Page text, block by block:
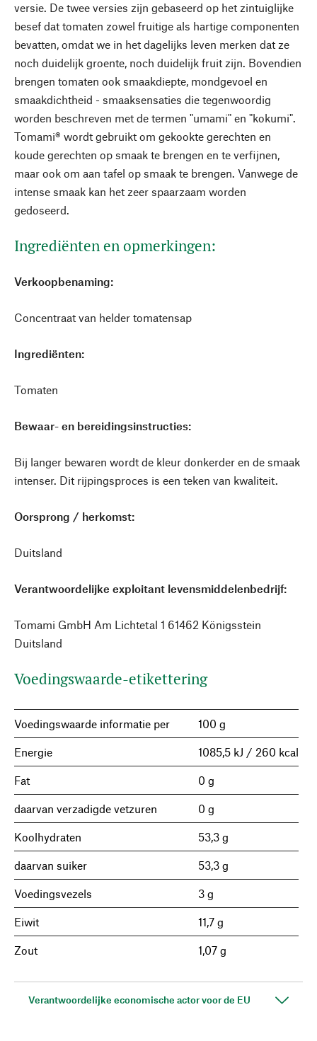
versie. De twee versies zijn gebaseerd op het zintuiglijke
besef dat tomaten zowel fruitige als hartige componenten
bevatten, omdat we in het dagelijks leven merken dat ze
noch duidelijk groente, noch duidelijk fruit zijn. Bovendien
brengen tomaten ook smaakdiepte, mondgevoel en
smaakdichtheid - smaaksensaties die tegenwoordig
worden beschreven met de termen "umami" en "kokumi".
Tomami® wordt gebruikt om gekookte gerechten en
koude gerechten op smaak te brengen en te verfijnen,
maar ook om aan tafel op smaak te brengen. Vanwege de
intense smaak kan het zeer spaarzaam worden
gedoseerd.
Ingrediënten en opmerkingen:
Verkoopbenaming:
Concentraat van helder tomatensap
Ingrediënten:
Tomaten
Bewaar- en bereidingsinstructies:
Bij langer bewaren wordt de kleur donkerder en de smaak
intenser. Dit rijpingsproces is een teken van kwaliteit.
Oorsprong / herkomst:
Duitsland
Verantwoordelijke exploitant levensmiddelenbedrijf:
Tomami GmbH Am Lichtetal 1 61462 Königsstein
Duitsland
Voedingswaarde-etikettering
Voedingswaarde informatie per 100 g
Energie 1085,5 kJ / 260 kcal
Fat 0 g
daarvan verzadigde vetzuren 0 g
Koolhydraten 53,3 g
daarvan suiker 53,3 g
Voedingsvezels 3 g
Eiwit 11,7 g
Zout 1,07 g
Verantwoordelijke economische actor voor de EU